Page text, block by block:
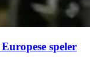
speler